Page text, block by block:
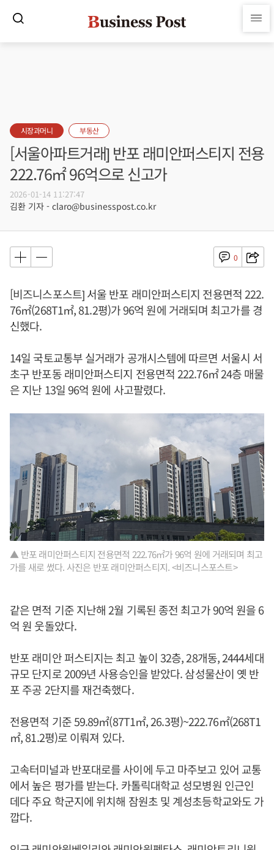
시장과머니 부동산
[서울아파트거래] 반포 래미안퍼스티지 전용
222.76㎡ 96억으로 신고가
2026-01-14 11:27:47
김환 기자 - claro@businesspost.co.kr
0
[비즈니스포스트] 서울 반포 래미안퍼스티지 전용면적 222.
76㎡(268T1㎡, 81.2평)가 96억 원에 거래되며 최고가를 경
신했다.
14일 국토교통부 실거래가 공개시스템에 따르면 서울시 서
초구 반포동 래미안퍼스티지 전용면적 222.76㎡ 24층 매물
은 지난 13일 96억 원에 사고팔렸다.
▲ 반포 래미안퍼스티지 전용면적 222.76㎡가 96억 원에 거래되며 최고
가를 새로 썼다. 사진은 반포 래미안퍼스티지. <비즈니스포스트>
같은 면적 기준 지난해 2월 기록된 종전 최고가 90억 원을 6
억 원 웃돌았다.
반포 래미안 퍼스티지는 최고 높이 32층, 28개동, 2444세대
규모 단지로 2009년 사용승인을 받았다. 삼성물산이 옛 반
포 주공 2단지를 재건축했다.
전용면적 기준 59.89㎡(87T1㎡, 26.3평)~222.76㎡(268T1
㎡, 81.2평)로 이뤄져 있다.
고속터미널과 반포대로를 사이에 두고 마주보고 있어 교통
에서 높은 평가를 받는다. 카톨릭대학교 성모병원 인근인
데다 주요 학군지에 위치해 잠원초 및 계성초등학교와도 가
깝다.